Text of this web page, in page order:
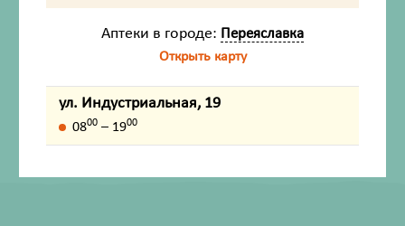
Внешний вид товара, упаковки, может отличаться от
изображения на фотографии.
Имеются противопоказания. Перед применением
лекарственных средств обязательно проконсультируйтесь
со специалистом и ознакомьтесь с официальной
Аптеки в городе: Переяславка
Открыть карту
ул. Индустриальная, 19
0800 – 1900